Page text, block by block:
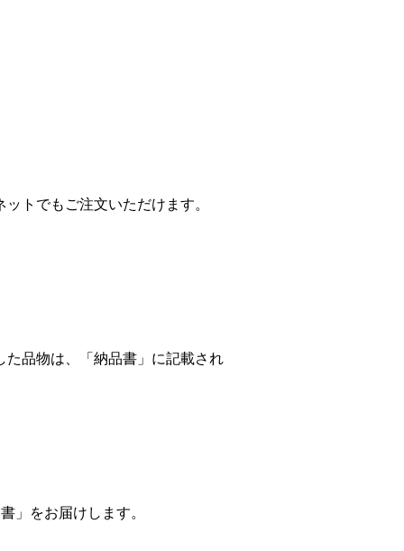
トでもご注文いただけます。
た品物は、「納品書」に記載され
」をお届けします。